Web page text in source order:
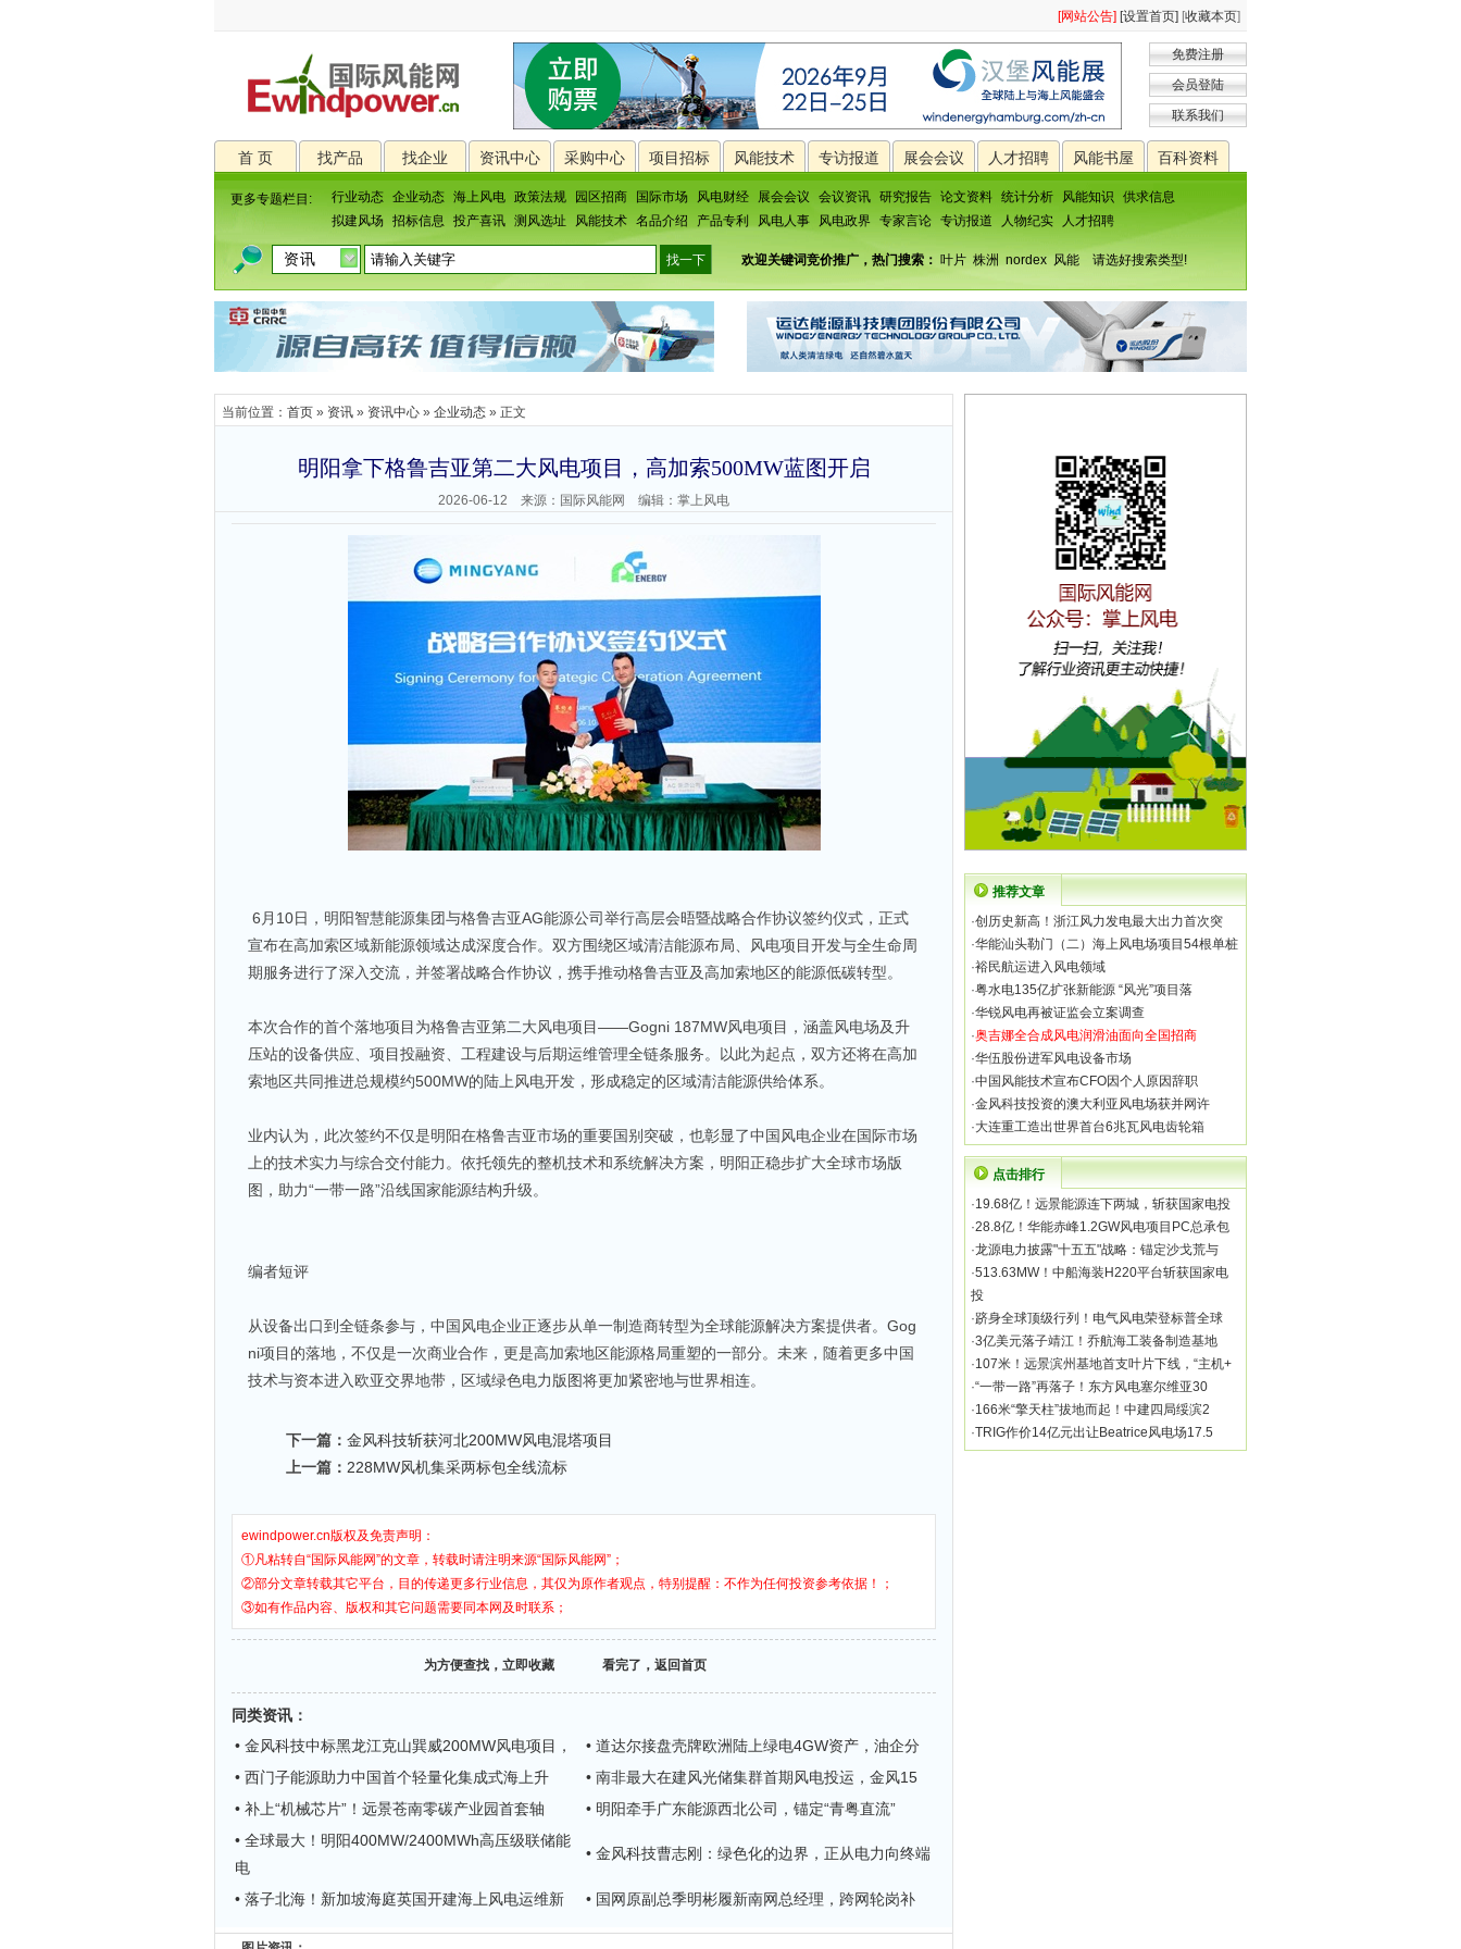
[网站公告] [设置首页] [收藏本页]
免费注册
会员登陆
联系我们
首 页 找产品 找企业 资讯中心 采购中心 项目招标 风能技术 专访报道 展会会议 人才招聘 风能书屋 百科资料
更多专题栏目: 行业动态 企业动态 海上风电 政策法规 园区招商 国际市场 风电财经 展会会议 会议资讯 研究报告 论文资料 统计分析 风能知识
供求信息
拟建风场
招标信息 投产喜讯 测风选址 风能技术 名品介绍 产品专利 风电人事 风电政界 专家言论 专访报道 人物纪实 人才招聘
欢迎关键词竞价推广，热门搜索： 叶片 株洲 nordex 风能 请选好搜索类型!
当前位置： 首页 » 资讯 » 资讯中心 » 企业动态 » 正文
明阳拿下格鲁吉亚第二大风电项目，高加索500MW蓝图开启
2026-06-12 来源：国际风能网 编辑：掌上风电
6月10日，明阳智慧能源集团与格鲁吉亚AG能源公司举行高层会晤暨战略合作协议签约仪式，正式
宣布在高加索区域新能源领域达成深度合作。双方围绕区域清洁能源布局、风电项目开发与全生命周
期服务进行了深入交流，并签署战略合作协议，携手推动格鲁吉亚及高加索地区的能源低碳转型。
本次合作的首个落地项目为格鲁吉亚第二大风电项目——Gogni 187MW风电项目，涵盖风电场及升
压站的设备供应、项目投融资、工程建设与后期运维管理全链条服务。以此为起点，双方还将在高加
索地区共同推进总规模约500MW的陆上风电开发，形成稳定的区域清洁能源供给体系。
业内认为，此次签约不仅是明阳在格鲁吉亚市场的重要国别突破，也彰显了中国风电企业在国际市场
上的技术实力与综合交付能力。依托领先的整机技术和系统解决方案，明阳正稳步扩大全球市场版
图，助力“一带一路”沿线国家能源结构升级。
编者短评
从设备出口到全链条参与，中国风电企业正逐步从单一制造商转型为全球能源解决方案提供者。Gog
ni项目的落地，不仅是一次商业合作，更是高加索地区能源格局重塑的一部分。未来，随着更多中国
技术与资本进入欧亚交界地带，区域绿色电力版图将更加紧密地与世界相连。
下一篇： 金风科技斩获河北200MW风电混塔项目
上一篇： 228MW风机集采两标包全线流标
ewindpower.cn版权及免责声明：
①凡粘转自“国际风能网”的文章，转载时请注明来源“国际风能网”；
②部分文章转载其它平台，目的传递更多行业信息，其仅为原作者观点，特别提醒：不作为任何投资参考依据！；
③如有作品内容、版权和其它问题需要同本网及时联系；
为方便查找，立即收藏 看完了，返回首页
同类资讯 ：
• 金风科技中标黑龙江克山巽威200MW风电项目，
• 道达尔接盘壳牌欧洲陆上绿电4GW资产，油企分
• 西门子能源助力中国首个轻量化集成式海上升
• 南非最大在建风光储集群首期风电投运，金风15
• 补上“机械芯片”！远景苍南零碳产业园首套轴
• 明阳牵手广东能源西北公司，锚定“青粤直流”
• 全球最大！明阳400MW/2400MWh高压级联储能
电
• 金风科技曹志刚：绿色化的边界，正从电力向终端
• 落子北海！新加坡海庭英国开建海上风电运维新 • 国网原副总季明彬履新南网总经理，跨网轮岗补
推荐文章
·创历史新高！浙江风力发电最大出力首次突
·华能汕头勒门（二）海上风电场项目54根单桩
·裕民航运进入风电领域
·粤水电135亿扩张新能源 “风光”项目落
·华锐风电再被证监会立案调查
·奥吉娜全合成风电润滑油面向全国招商
·华伍股份进军风电设备市场
·中国风能技术宣布CFO因个人原因辞职
·金风科技投资的澳大利亚风电场获并网许
·大连重工造出世界首台6兆瓦风电齿轮箱
点击排行
·19.68亿！远景能源连下两城，斩获国家电投
·28.8亿！华能赤峰1.2GW风电项目PC总承包
·龙源电力披露"十五五"战略：锚定沙戈荒与
·513.63MW！中船海装H220平台斩获国家电
投
·跻身全球顶级行列！电气风电荣登标普全球
·3亿美元落子靖江！乔航海工装备制造基地
·107米！远景滨州基地首支叶片下线，“主机+
·“一带一路”再落子！东方风电塞尔维亚30
·166米“擎天柱”拔地而起！中建四局绥滨2
·TRIG作价14亿元出让Beatrice风电场17.5